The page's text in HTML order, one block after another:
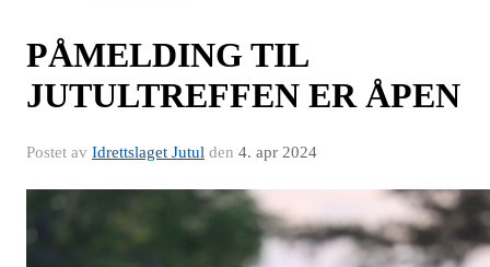
PÅMELDING TIL
JUTULTREFFEN ER ÅPEN
Postet av Idrettslaget Jutul den 4. apr 2024